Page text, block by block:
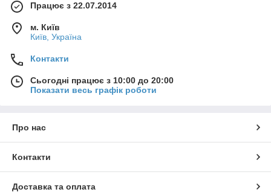
Працює з 22.07.2014
м. Київ
Київ, Україна
Контакти
Сьогодні працює з 10:00 до 20:00
Показати весь графік роботи
Про нас
Контакти
Доставка та оплата